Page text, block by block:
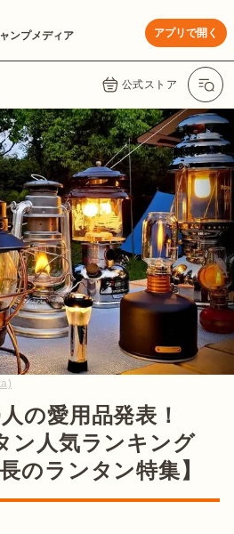
ンプメディア アプリで開く
公式ストア
の愛用品発表！
ン人気ランキング
のランタン特集】